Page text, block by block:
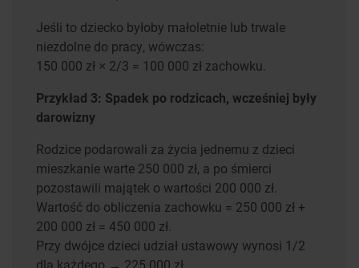
Jeśli to dziecko byłoby małoletnie lub trwale
niezdolne do pracy, wówczas:
150 000 zł × 2/3 = 100 000 zł zachowku.
Przykład 3: Spadek po rodzicach, wcześniej były
darowizny
Rodzice podarowali za życia jednemu z dzieci
mieszkanie warte 250 000 zł, a po śmierci
pozostawili majątek o wartości 200 000 zł.
Wartość do obliczenia zachowku = 250 000 zł +
200 000 zł = 450 000 zł.
Przy dwójce dzieci udział ustawowy wynosi 1/2
dla każdego → 225 000 zł.